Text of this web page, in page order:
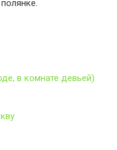
в комнате девьей)